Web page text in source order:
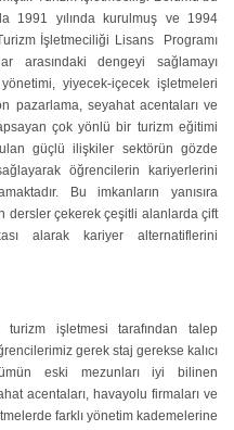
1991 yılında kurulmuş ve 1994
Turizm İşletmeciliği Lisans Programı
arasındaki dengeyi sağlamayı
yiyecek-içecek işletmeleri
pazarlama, seyahat acentaları ve
çok yönlü bir turizm eğitimi
güçlü ilişkiler sektörün gözde
öğrencilerin kariyerlerini
Bu imkanların yanısıra
çekerek çeşitli alanlarda çift
alarak kariyer alternatiflerini
turizm işletmesi tarafından talep
gerek staj gerekse kalıcı
eski mezunları iyi bilinen
acentaları, havayolu firmaları ve
farklı yönetim kademelerine